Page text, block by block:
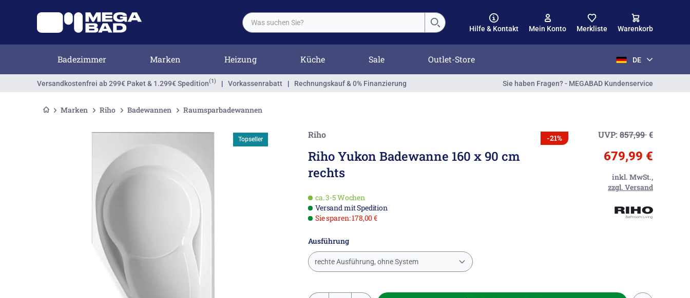
Hilfe & Kontakt Mein Konto Merkliste Warenkorb
Badezimmer Marken Heizung Küche Sale Outlet-Store DE
Versandkostenfrei ab 299€ Paket & 1.299€ Spedition(1) | Vorkassenrabatt | Rechnungskauf & 0% Finanzierung Sie haben Fragen? - MEGABAD Kundenservice
Marken Riho Badewannen Raumsparbadewannen
Topseller Riho
Riho Yukon Badewanne 160 x 90 cm
rechts
-21% UVP: 857,99€
679,99 €
inkl. MwSt.,
zzgl. Versand
ca. 3-5 Wochen
Versand mit Spedition
Sie sparen: 178,00 €
Ausführung
rechte Ausführung, ohne System